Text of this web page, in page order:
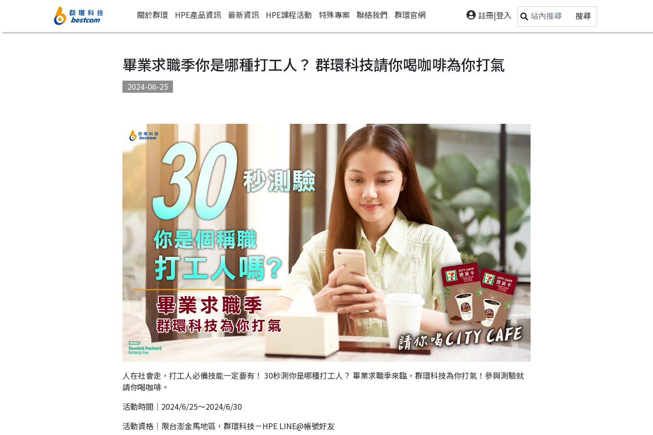
搜尋
註冊|登入
關於群環 HPE產品資訊 最新資訊 HPE課程活動 特殊專案 聯絡我們 群環官網
畢業求職季你是哪種打工人？ 群環科技請你喝咖啡為你打氣
2024-06-25
人在社會走，打工人必備技能一定要有！ 30秒測你是哪種打工人？ 畢業求職季來臨，群環科技為你打氣！參與測驗就
請你喝咖啡。
活動時間｜2024/6/25～2024/6/30
活動資格｜限台澎金馬地區，群環科技－HPE LINE@帳號好友